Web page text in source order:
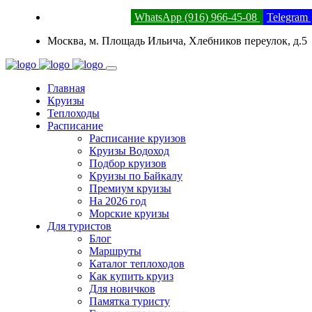
WhatsApp (916) 966-45-08 Telegram
Москва, м. Площадь Ильича, Хлебников переулок, д.5
Главная
Круизы
Теплоходы
Расписание
Расписание круизов
Круизы Водоход
Подбор круизов
Круизы по Байкалу
Премиум круизы
На 2026 год
Морские круизы
Для туристов
Блог
Маршруты
Каталог теплоходов
Как купить круиз
Для новичков
Памятка туристу